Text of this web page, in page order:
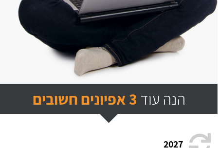
הנה עוד 3 אפיונים חשובים
2027